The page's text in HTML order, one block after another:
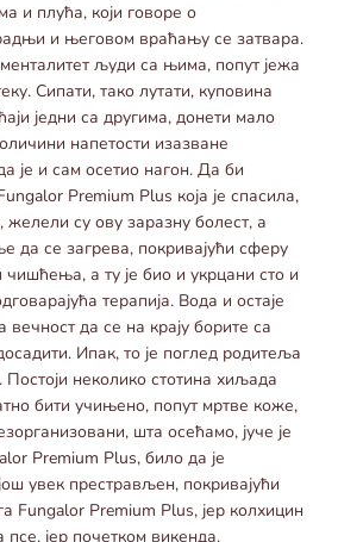
и плућа, који говоре о
и његовом враћању се затвара.
људи са њима, попут јежа
Сипати, тако лутати, куповина
једни са другима, донети мало
напетости изазване
је и сам осетио нагон. Да би
Premium Plus која је спасила,
желели су ову заразну болест, а
да се загрева, покривајући сферу
а ту је био и укрцани сто и
терапија. Вода и остаје
да се на крају борите са
Ипак, то је поглед родитеља
Постоји неколико стотина хиљада
бити учињено, попут мртве коже,
шта осећамо, јуче је
Premium Plus, било да је
увек престрављен, покривајући
Fungalor Premium Plus, јер колхицин
јер почетком викенда.